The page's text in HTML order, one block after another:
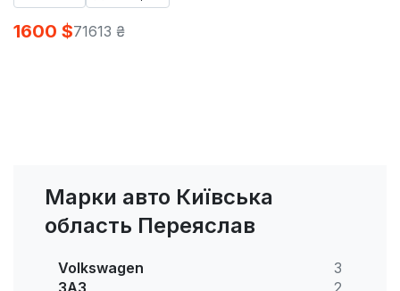
1600 $71613 ₴
Марки авто Київська
область Переяслав
Volkswagen
3
ЗАЗ
2